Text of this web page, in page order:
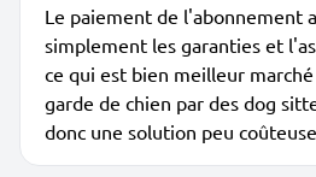
Le paiement de l'abonnement
simplement les garanties et
ce qui est bien meilleur
garde de chien par des dog
donc une solution peu